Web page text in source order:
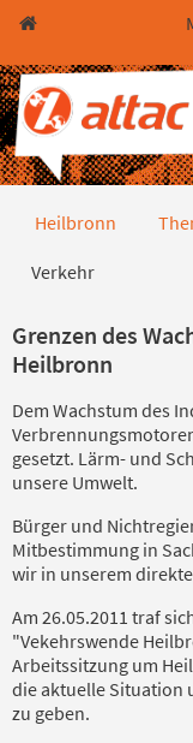
Direkt zum Hauptinhalt
Direkt zur Haupt-
Direkt zur Service-
Direkt zur Footer-
Direkt zum Footerinhalt
Verkehr
Heilbronn
Verkehr
Grenzen des
Heilbronn
Dem Wachstum des
gesetzt. Lärm- und
unsere Umwelt.
Bürger und
Mitbestimmung in
wir in unserem
Am 26.05.2011 traf
"Vekehrswende
Arbeitssitzung um
die aktuelle Situation
zu geben.